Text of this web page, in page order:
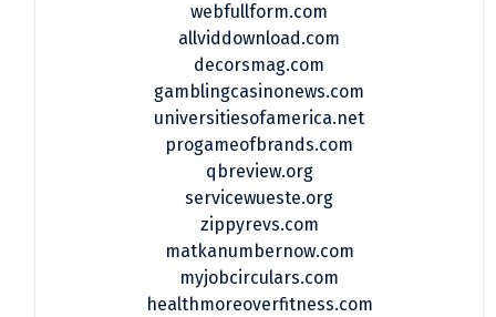
webfullform.com
allviddownload.com
decorsmag.com
gamblingcasinonews.com
universitiesofamerica.net
progameofbrands.com
qbreview.org
servicewueste.org
zippyrevs.com
matkanumbernow.com
myjobcirculars.com
healthmoreoverfitness.com